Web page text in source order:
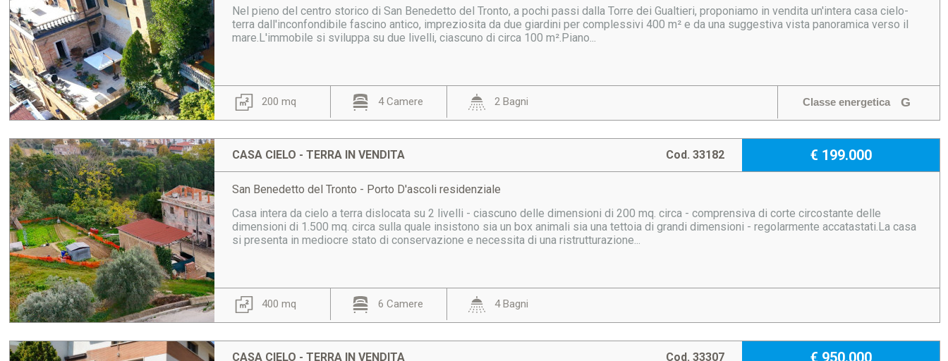
Nel pieno del centro storico di San Benedetto del Tronto, a pochi passi dalla Torre dei Gualtieri, proponiamo in vendita un'intera casa cielo-
terra dall'inconfondibile fascino antico, impreziosita da due giardini per complessivi 400 m² e da una suggestiva vista panoramica verso il
mare.L'immobile si sviluppa su due livelli, ciascuno di circa 100 m².Piano...
200 mq 4 Camere 2 Bagni Classe energetica G
CASA CIELO - TERRA IN VENDITA € 199.000
Cod. 33182
San Benedetto del Tronto - Porto D'ascoli residenziale
Casa intera da cielo a terra dislocata su 2 livelli - ciascuno delle dimensioni di 200 mq. circa - comprensiva di corte circostante delle
dimensioni di 1.500 mq. circa sulla quale insistono sia un box animali sia una tettoia di grandi dimensioni - regolarmente accatastati.La casa
si presenta in mediocre stato di conservazione e necessita di una ristrutturazione...
400 mq 6 Camere 4 Bagni
CASA CIELO - TERRA IN VENDITA € 950.000
Cod. 33307